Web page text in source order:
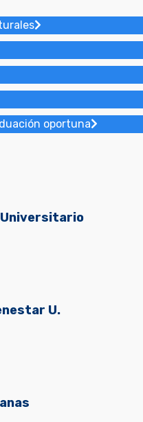
oportuna
Universitario
U.